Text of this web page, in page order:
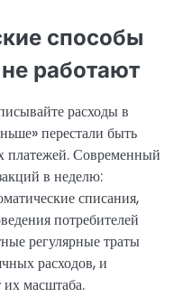
способы
работают
расходы в
перестали быть
Современный
в неделю:
списания,
потребителей
регулярные траты
расходов, и
масштаба.